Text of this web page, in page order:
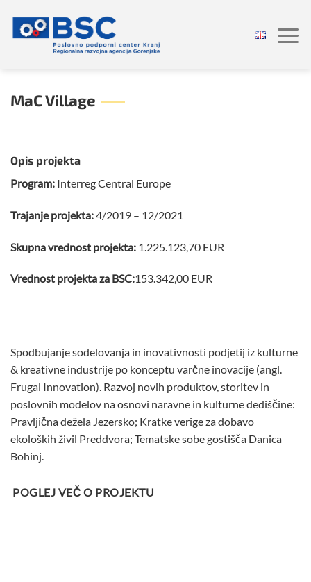
vsebino
MaC Village
Opis projekta
Program: Interreg Central Europe
Trajanje projekta:4/2019 – 12/2021
Skupna vrednost projekta: 1.225.123,70 EUR
Vrednost projekta za BSC:153.342,00 EUR
Spodbujanje sodelovanja in inovativnosti podjetij iz kulturne
& kreativne industrije po konceptu varčne inovacije (angl.
Frugal Innovation). Razvoj novih produktov, storitev in
poslovnih modelov na osnovi naravne in kulturne dediščine:
Pravljična dežela Jezersko; Kratke verige za dobavo
ekoloških živil Preddvora; Tematske sobe gostišča Danica
Bohinj.
POGLEJ VEČ O PROJEKTU